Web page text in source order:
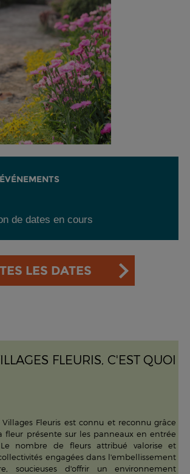
de dates en cours
LES DATES
FLEURIS, C'EST QUOI
Fleuris est connu et reconnu grâce
fleur présente sur les panneaux en entrée
nombre de fleurs attribué valorise et
engagées dans l'embellissement
soucieuses d'offrir un environnement